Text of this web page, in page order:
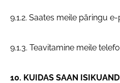
9.1.2. Saates meile päringu
9.1.3. Teavitamine meile
10. KUIDAS SAAN